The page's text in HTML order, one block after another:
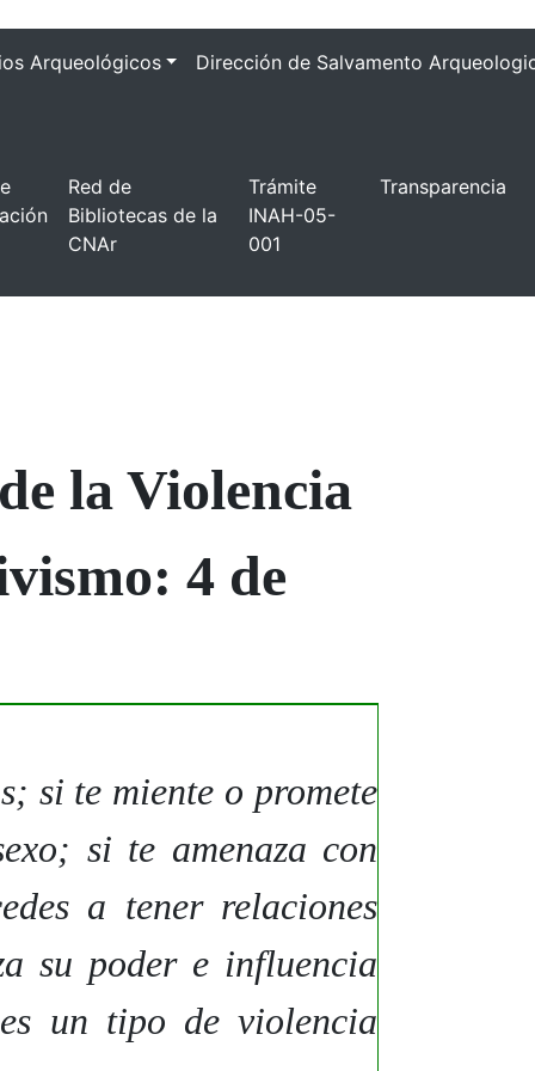
Arqueológicos Dirección de Salvamento
Red de
Bibliotecas de la
CNAr
Trámite
INAH-05-
001
Transparencia
la Violencia
4 de
si te miente o promete
si te amenaza con
a tener relaciones
su poder e influencia
un tipo de violencia